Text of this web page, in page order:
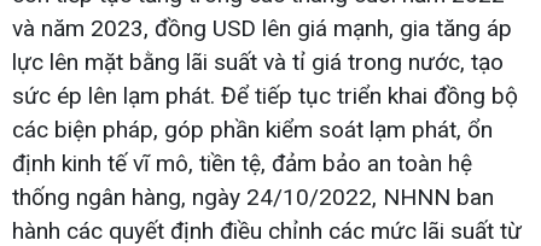
và năm 2023, đồng USD lên giá mạnh, gia tăng áp
lực lên mặt bằng lãi suất và tỉ giá trong nước, tạo
sức ép lên lạm phát. Để tiếp tục triển khai đồng bộ
các biện pháp, góp phần kiểm soát lạm phát, ổn
định kinh tế vĩ mô, tiền tệ, đảm bảo an toàn hệ
thống ngân hàng, ngày 24/10/2022, NHNN ban
hành các quyết định điều chỉnh các mức lãi suất từ